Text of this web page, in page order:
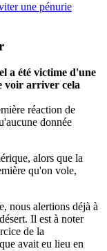
une pénurie
a été victime d'une
voir arriver cela
réaction de
donnée
alors que la
qu'on vole,
nous alertions déjà à
Il est à noter
de la
avait eu lieu en